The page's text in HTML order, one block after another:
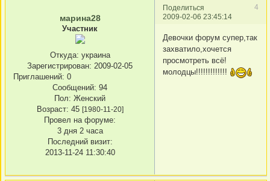
Поделиться
4
2009-02-06 23:45:14
марина28
Участник
Откуда: украина
Зарегистрирован: 2009-02-05
Приглашений: 0
Сообщений: 94
Пол: Женский
Возраст: 45 [1980-11-20]
Провел на форуме:
3 дня 2 часа
Последний визит:
2013-11-24 11:30:40
Девочки форум супер,так
захватило,хочется
просмотреть всё!
молодцы!!!!!!!!!!!!!